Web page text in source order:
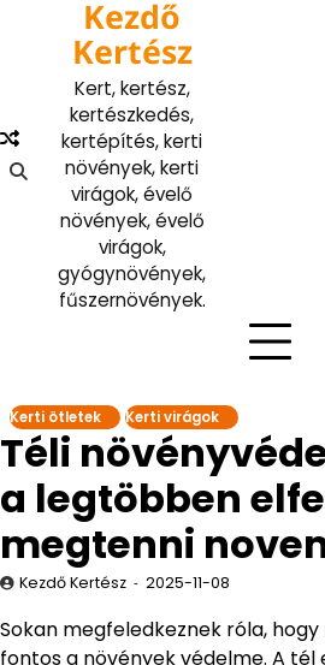
content
Kezdő
Kertész
Kert, kertész,
kertészkedés,
kertépítés, kerti
növények, kerti
virágok, évelő
növények, évelő
virágok,
gyógynövények,
fűszernövények.
Kerti ötletek Kerti virágok
Téli
a legtöbben
megtenni
Kezdő Kertész 2025-11-08
Sokan megfeledkeznek róla,
fontos a növények védelme. A tél